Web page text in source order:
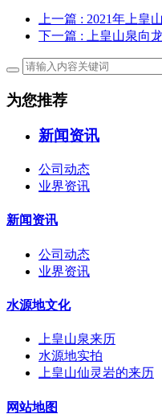
上一篇 : 2021年上皇
下一篇 : 上皇山泉向
为您推荐
新闻资讯
公司动态
业界资讯
新闻资讯
公司动态
业界资讯
水源地文化
上皇山泉来历
水源地实拍
上皇山仙灵岩的来历
网站地图